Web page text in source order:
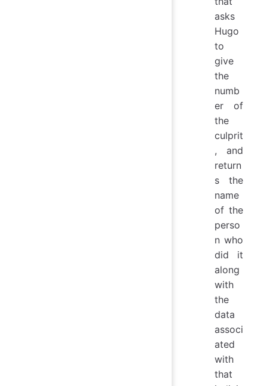
asks
Hugo
to
give
the
numb
er of
the
culprit
, and
return
s the
name
of the
perso
n who
did it
along
with
the
data
associ
ated
with
that